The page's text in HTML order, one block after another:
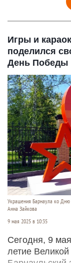
Игры и
поделился
День Победы
Украшения Барнаула ко
Анна Зайкова
9 мая 2025 в 10:35
Сегодня, 9
летие